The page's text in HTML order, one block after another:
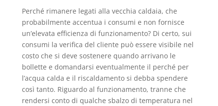
Perché rimanere legati alla vecchia caldaia, che
probabilmente accentua i consumi e non fornisce
un’elevata efficienza di funzionamento? Di certo, sui
consumi la verifica del cliente può essere visibile nel
costo che si deve sostenere quando arrivano le
bollette e domandarsi eventualmente il perché per
l’acqua calda e il riscaldamento si debba spendere
così tanto. Riguardo al funzionamento, tranne che
rendersi conto di qualche sbalzo di temperatura nel